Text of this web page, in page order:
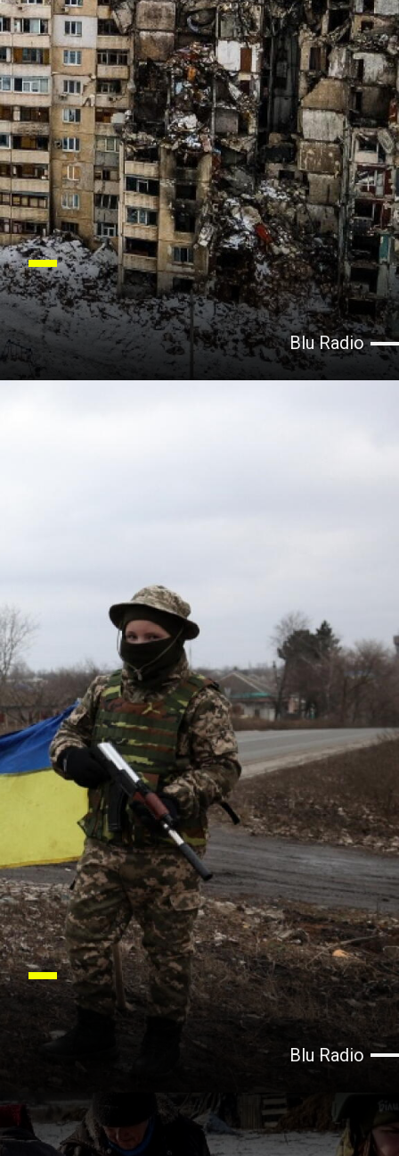
Blu Radio
Blu Radio